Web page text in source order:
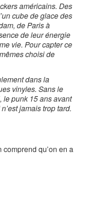
américains. Des
cube de glace des
de Paris à
de leur énergie
vie. Pour capter ce
choisi de
dans la
vinyles. Sans le
le punk 15 ans avant
jamais trop tard.
qu’on en a